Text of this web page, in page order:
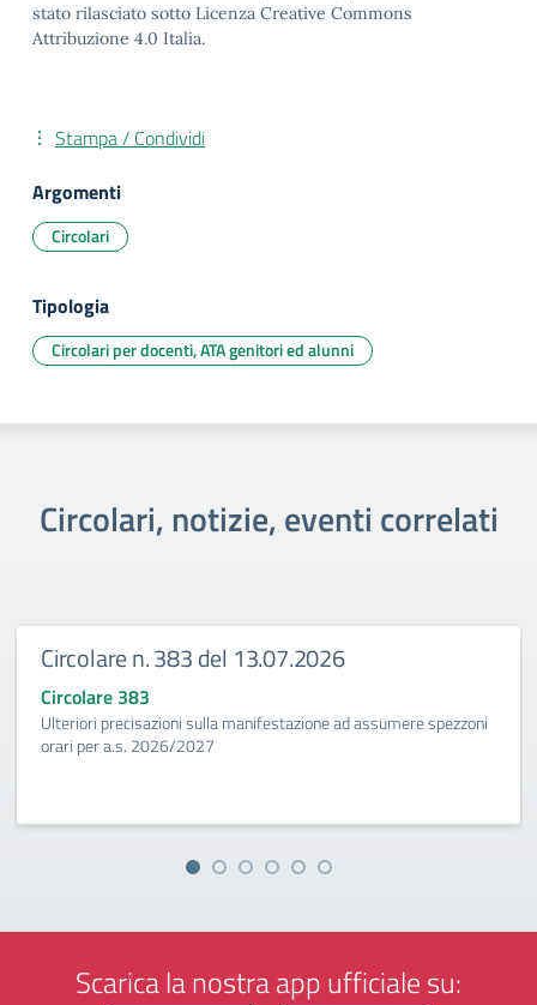
stato rilasciato sotto Licenza Creative Commons
Attribuzione 4.0 Italia.
Stampa / Condividi
Argomenti
Circolari
Tipologia
Circolari per docenti, ATA genitori ed alunni
Circolari, notizie, eventi correlati
Circolare n. 383 del 13.07.2026
Circolare 383
Ulteriori precisazioni sulla manifestazione ad assumere spezzoni
orari per a.s. 2026/2027
Scarica la nostra app ufficiale su: